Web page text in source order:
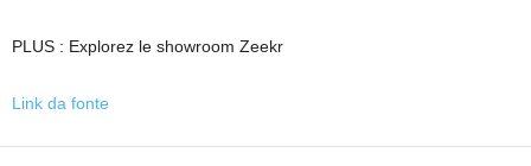
PLUS : Explorez le showroom Zeekr
Link da fonte